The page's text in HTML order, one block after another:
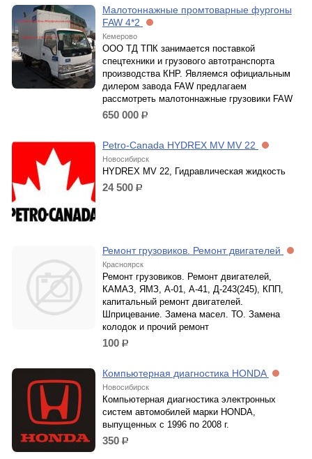
Малотоннажные промтоварные фургоны
FAW 4*2
Кемерово
ООО ТД ТПК занимается поставкой
спецтехники и грузового автотранспорта
производства КНР. Являемся официальным
дилером завода FAW предлагаем
рассмотреть малотоннажные грузовики FAW
650 000 р.
Petro-Canada HYDREX MV MV 22
Новосибирск
HYDREX MV 22, Гидравлическая жидкость
24 500 р.
Ремонт грузовиков. Ремонт двигателей
Красноярск
Ремонт грузовиков. Ремонт двигателей,
КАМАЗ, ЯМЗ, А-01, А-41, Д-243(245), КПП,
капитальный ремонт двигателей.
Шприцевание. Замена масел. ТО. Замена
колодок и прочий ремонт
100 р.
Компьютерная диагностика HONDA
Новосибирск
Компьютерная диагностика электронных
систем автомобилей марки HONDA,
выпущенных с 1996 по 2008 г.
350 р.